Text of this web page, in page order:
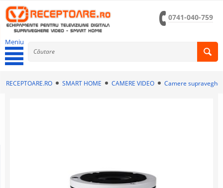
0741-040-759
Meniu
RECEPTOARE.RO SMART HOME CAMERE VIDEO Camere